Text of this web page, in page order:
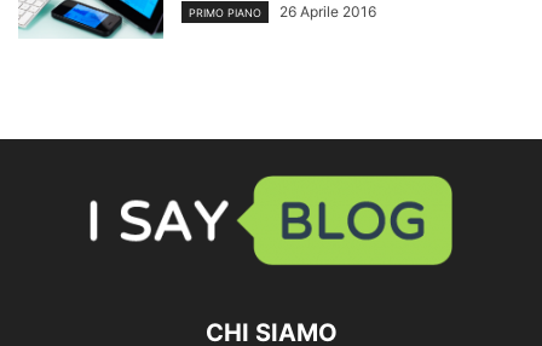
PRIMO PIANO 26 Aprile 2016
CHI SIAMO